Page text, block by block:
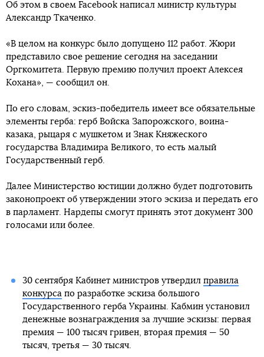
Об этом в своем Facebook написал министр культуры
Александр Ткаченко.
«В целом на конкурс было допущено 112 работ. Жюри
представило свое решение сегодня на заседании
Оргкомитета. Первую премию получил проект Алексея
Кохана», — сообщил он.
По его словам, эскиз-победитель имеет все обязательные
элементы герба: герб Войска Запорожского, воина-
казака, рыцаря с мушкетом и Знак Княжеского
государства Владимира Великого, то есть малый
Государственный герб.
Далее Министерство юстиции должно будет подготовить
законопроект об утверждении этого эскиза и передать его
в парламент. Нардепы смогут принять этот документ 300
голосами или более.
30 сентября Кабинет министров утвердил правила
конкурсапо разработке эскиза большого
Государственного герба Украины. Кабмин установил
денежные вознаграждения за лучшие эскизы: первая
премия — 100 тысяч гривен, вторая премия — 50
тысяч, третья — 30 тысяч.